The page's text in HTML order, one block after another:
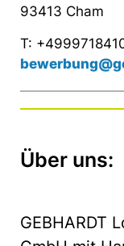
93413 Cham
T:
Über uns:
GEBHARDT